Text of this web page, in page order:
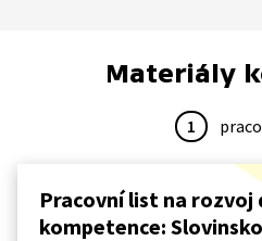
Materiály
1
Pracovní list na
kompetence: Slovinsko